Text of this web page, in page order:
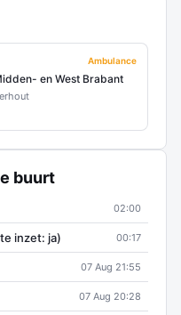
Ambulance
en West Brabant
buurt
02:00
inzet: ja) 00:17
07 Aug 21:55
07 Aug 20:28